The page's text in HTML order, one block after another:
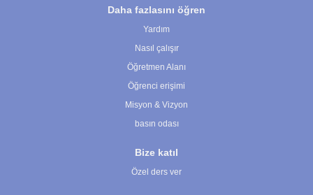
Daha fazlasını öğren
Yardım
Nasıl çalışır
Öğretmen Alanı
Öğrenci erişimi
Misyon & Vizyon
basın odası
Bize katıl
Özel ders ver